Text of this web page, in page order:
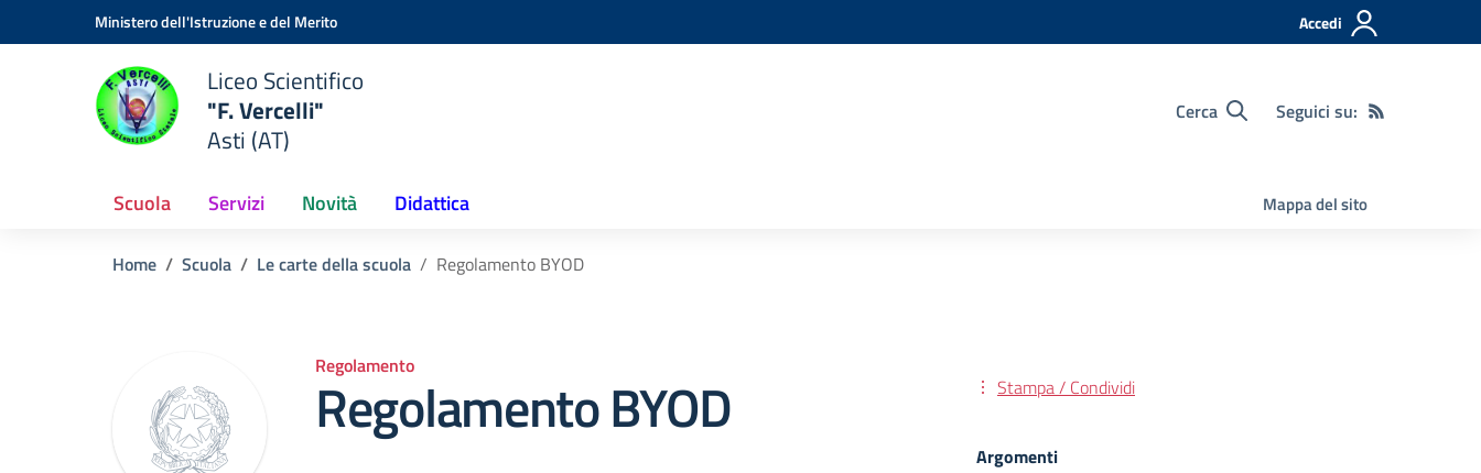
Vai ai contenuti
Vai al menu di navigazioneMinistero dell'Istruzione e del Merito Accedi
Liceo Scientifico
"F. Vercelli"
Asti (AT)
Cerca Seguici su:
Scuola Servizi Novità Didattica Mappa del sito
Home Scuola Le carte della scuola Regolamento BYOD
Regolamento
Regolamento BYOD Stampa / Condividi
Argomenti